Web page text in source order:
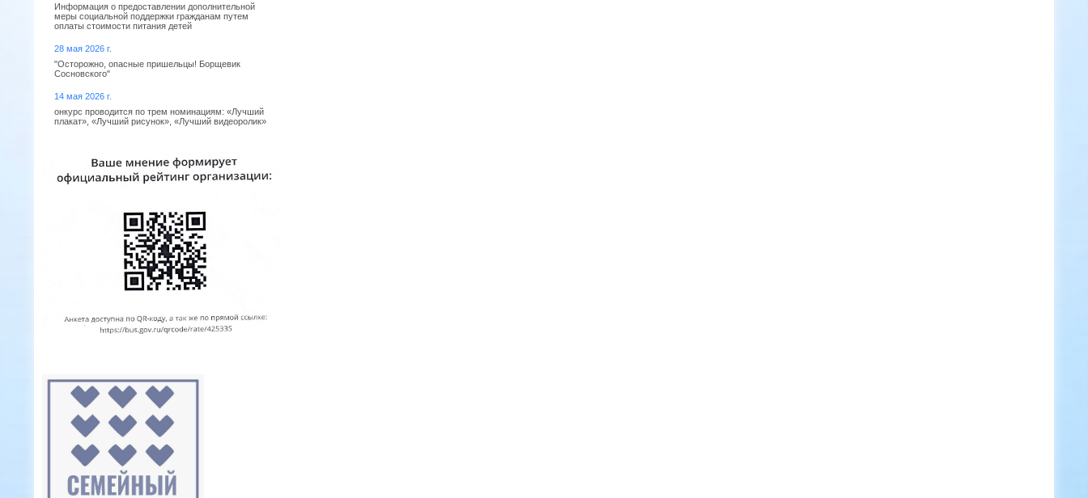
Информация о предоставлении дополнительной
меры социальной поддержки гражданам путем
оплаты стоимости питания детей
28 мая 2026 г.
"Осторожно, опасные пришельцы! Борщевик
Сосновского"
14 мая 2026 г.
онкурс проводится по трем номинациям: «Лучший
плакат», «Лучший рисунок», «Лучший видеоролик»